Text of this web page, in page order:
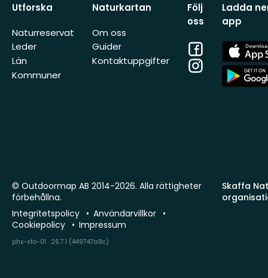
Utforska
Naturreservat
Leder
Län
Kommuner
Naturkartan
Om oss
Guider
Kontaktuppgifter
Följ
oss
Facebook
Instagram
Ladda
app
App
Store
App
Store
Skaffa
© Outdoormap AB 2014-2026. Alla rättigheter
förbehållna.
Integritetspolicy
Användarvillkor
Cookiepolicy
Impressum
phx-sto-01 · 26.7.1 (449747a8c)